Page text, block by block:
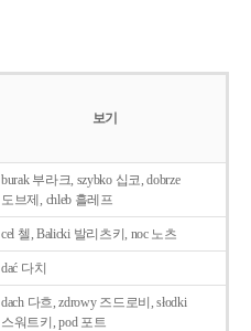
보기
burak 부라크, szybko 십코, dobrze
도브제, chleb 흘레프
cel 첼, Balicki 발리츠키, noc 노츠
dać 다치
dach 다흐, zdrowy 즈드로비, słodki
스워트키, pod 포트